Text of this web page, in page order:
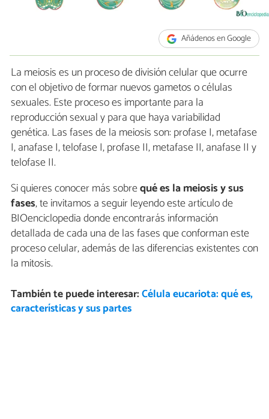
Añádenos en Google
La meiosis es un proceso de división celular que ocurre
con el objetivo de formar nuevos gametos o células
sexuales. Este proceso es importante para la
reproducción sexual y para que haya variabilidad
genética. Las fases de la meiosis son: profase I, metafase
I, anafase I, telofase I, profase II, metafase II, anafase II y
telofase II.
Si quieres conocer más sobrequé es la meiosis y sus
fases, te invitamos a seguir leyendo este artículo de
BIOenciclopedia donde encontrarás información
detallada de cada una de las fases que conforman este
proceso celular, además de las diferencias existentes con
la mitosis.
También te puede interesar:Célula eucariota: qué es,
características y sus partes